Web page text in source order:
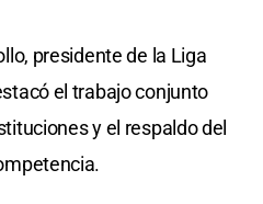
presidente de la Liga
el trabajo conjunto
y el respaldo del